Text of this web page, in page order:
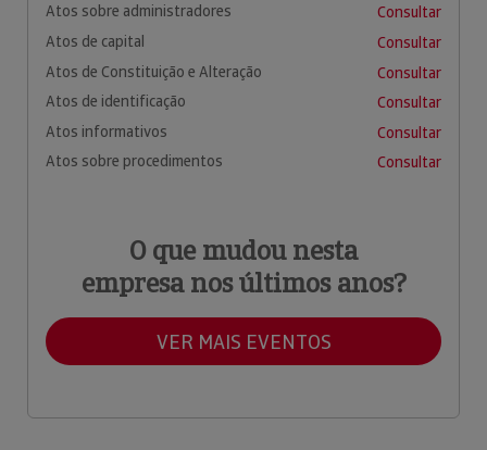
Atos sobre administradores
Consultar
Atos de capital
Consultar
Atos de Constituição e Alteração
Consultar
Atos de identificação
Consultar
Atos informativos
Consultar
Atos sobre procedimentos
Consultar
O que mudou nesta
empresa nos últimos anos?
VER MAIS EVENTOS